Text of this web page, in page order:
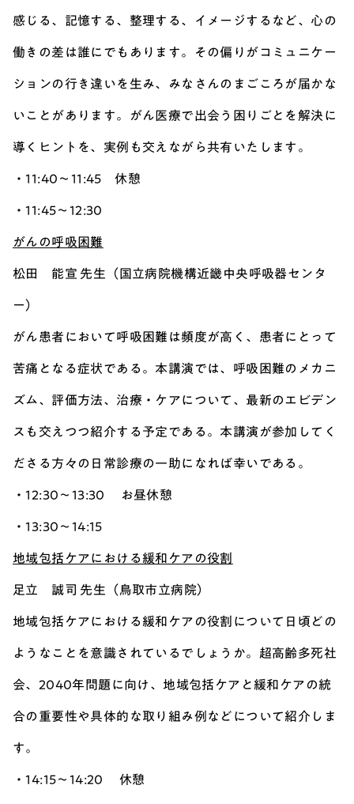
感じる、記憶する、整理する、イメージするなど、心の
働きの差は誰にでもあります。その偏りがコミュニケー
ションの行き違いを生み、みなさんのまごころが届かな
いことがあります。がん医療で出会う困りごとを解決に
導くヒントを、実例も交えながら共有いたします。
・11:40～11:45 休憩
・11:45～12:30
がんの呼吸困難
松田 能宣 先生（国立病院機構近畿中央呼吸器センタ
ー）
がん患者において呼吸困難は頻度が高く、患者にとって
苦痛となる症状である。本講演では、呼吸困難のメカニ
ズム、評価方法、治療・ケアについて、最新のエビデン
スも交えつつ紹介する予定である。本講演が参加してく
ださる方々の日常診療の一助になれば幸いである。
・12:30～13:30 お昼休憩
・13:30～14:15
地域包括ケアにおける緩和ケアの役割
足立 誠司 先生（鳥取市立病院）
地域包括ケアにおける緩和ケアの役割について日頃どの
ようなことを意識されているでしょうか。超高齢多死社
会、2040年問題に向け、地域包括ケアと緩和ケアの統
合の重要性や具体的な取り組み例などについて紹介しま
す。
・14:15～14:20 休憩